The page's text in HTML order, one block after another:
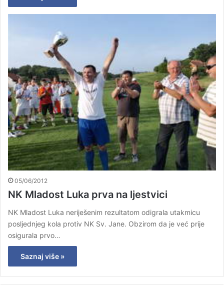
05/06/2012
NK Mladost Luka prva na ljestvici
NK Mladost Luka neriješenim rezultatom odigrala utakmicu
posljednjeg kola protiv NK Sv. Jane. Obzirom da je već prije
osigurala prvo…
Saznaj više »